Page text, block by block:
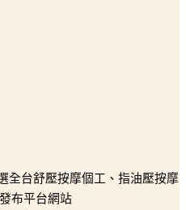
全台舒壓按摩個工、指油壓按摩
布平台網站